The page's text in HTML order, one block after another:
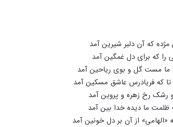
مژده‌ که‌ آن‌ دلبر شیرین‌ آمد
را که‌ برای‌ دل‌ غمگین‌ آمد
ما مست‌ گل‌ و بوی‌ ریاحین‌ آمد
که‌ فریادرس‌ عاشق‌ مسکین‌ آمد
رشک‌ رخ‌ زهره‌ و پروین‌ آمد
ما دیده‌ خدا بین‌ آمد
از آن‌ بر دل‌ خونین‌ آمد